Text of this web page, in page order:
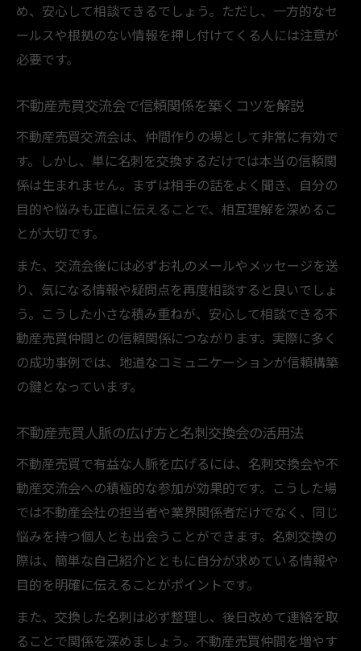
不動産売買を円滑に進めるための協力者作り
不動産売買で協力者を見つけるコミュニケ
ント
不動産売買ネットワークを広げるための交
流会活用例
信頼できる不動産売買協力者の特徴を解説
不動産売買仲間と連携して得られるメリッ
トラブル回避に役立つ不動産売買仲間の条件
不動産売買でトラブルになりやすい仲間の
安心取引のために不動産売買仲間に求める
条件
不動産売買で信頼関係が崩れる要因を解説
不動産売買の口コミや評判を活用した仲間
選び
め、安心して相談できるでしょう。ただし、一方的なセ
ールスや根拠のない情報を押し付けてくる人には注意が
必要です。
不動産売買交流会で信頼関係を築くコツを解説
不動産売買交流会は、仲間作りの場として非常に有効で
す。しかし、単に名刺を交換するだけでは本当の信頼関
係は生まれません。まずは相手の話をよく聞き、自分の
目的や悩みも正直に伝えることで、相互理解を深めるこ
とが大切です。
また、交流会後には必ずお礼のメールやメッセージを送
り、気になる情報や疑問点を再度相談すると良いでしょ
う。こうした小さな積み重ねが、安心して相談できる不
動産売買仲間との信頼関係につながります。実際に多く
の成功事例では、地道なコミュニケーションが信頼構築
の鍵となっています。
不動産売買人脈の広げ方と名刺交換会の活用法
不動産売買で有益な人脈を広げるには、名刺交換会や不
動産交流会への積極的な参加が効果的です。こうした場
では不動産会社の担当者や業界関係者だけでなく、同じ
悩みを持つ個人とも出会うことができます。名刺交換の
際は、簡単な自己紹介とともに自分が求めている情報や
目的を明確に伝えることがポイントです。
また、交換した名刺は必ず整理し、後日改めて連絡を取
ることで関係を深めましょう。不動産売買仲間を増やす